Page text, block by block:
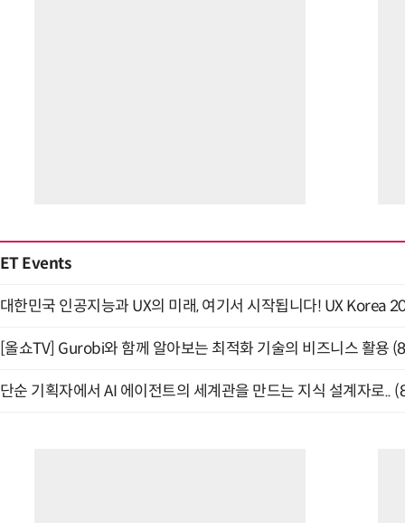
ET Events
대한민국 인공지능과 UX의 미래, 여기서 시작됩니다! UX Korea
[올쇼TV] Gurobi와 함께 알아보는 최적화 기술의 비즈니스 활용
단순 기획자에서 AI 에이전트의 세계관을 만드는 지식 설계자로..